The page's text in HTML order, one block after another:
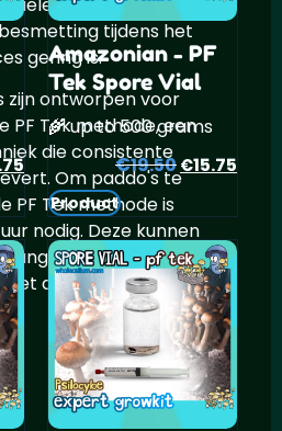
tijdens het
gering is.
zijn ontworpen voor
PF Tek methode, een
die consistente
Om paddo's te
PF Tek methode is
nodig. Deze kunnen
Wij
het aanbieden van de
Huidige
prijs
is:
€15.75.
Amazonian - PF
Tek Spore Vial
🌾 up to 500 grams
€19.50
prijs
was:
€19.50.
€15.75
is:
Product